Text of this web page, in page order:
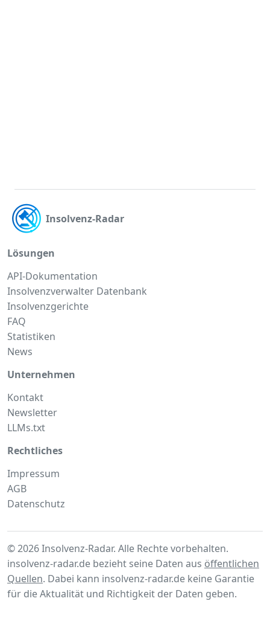
Insolvenz-Radar
Lösungen
API-Dokumentation
Insolvenzverwalter Datenbank
Insolvenzgerichte
FAQ
Statistiken
News
Unternehmen
Kontakt
Newsletter
LLMs.txt
Rechtliches
Impressum
AGB
Datenschutz
© 2026 Insolvenz-Radar. Alle Rechte vorbehalten.
insolvenz-radar.de bezieht seine Daten aus öffentlichen
Quellen. Dabei kann insolvenz-radar.de keine Garantie
für die Aktualität und Richtigkeit der Daten geben.